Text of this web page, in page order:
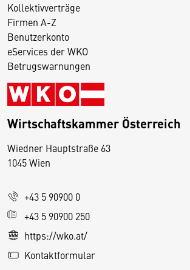
Kollektivverträge
Firmen A-Z
Benutzerkonto
eServices der WKO
Betrugswarnungen
Wirtschaftskammer Österreich
Wiedner Hauptstraße 63
1045 Wien
+43 5 90900 0
+43 5 90900 250
https://wko.at/
Kontaktformular
D
s
e
S
e